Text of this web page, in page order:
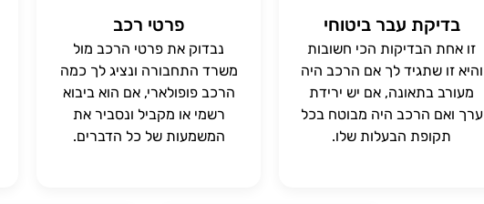
בדיקת עבר ביטוחי
זו אחת הבדיקות הכי חשובות
והיא זו שתגיד לך אם הרכב היה
מעורב בתאונה, אם יש ירידת
ערך ואם הרכב היה מבוטח בכל
תקופת הבעלות שלו.
פרטי רכב
נבדוק את פרטי הרכב מול
משרד התחבורה ונציג לך כמה
הרכב פופולארי, אם הוא ביבוא
רשמי או מקביל ונסביר את
המשמעות של כל הדברים.